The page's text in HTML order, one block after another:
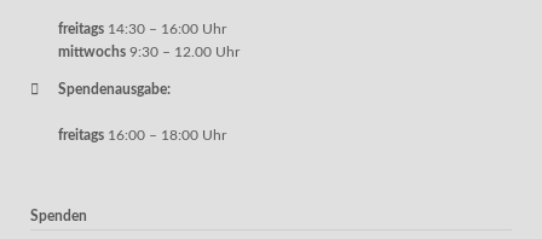
freitags 14:30 – 16:00 Uhr
mittwochs 9:30 – 12.00 Uhr
Spendenausgabe:
freitags 16:00 – 18:00 Uhr
Spenden